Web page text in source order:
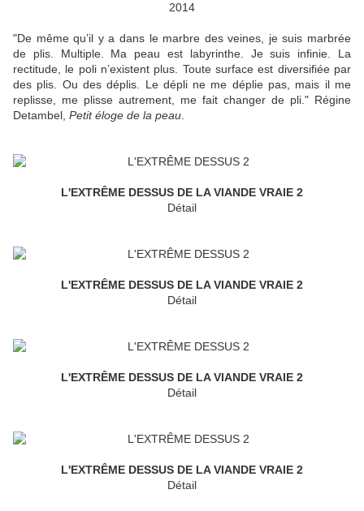
2014
"De même qu’il y a dans le marbre des veines, je suis marbrée
de plis. Multiple. Ma peau est labyrinthe. Je suis infinie. La
rectitude, le poli n’existent plus. Toute surface est diversifiée par
des plis. Ou des déplis. Le dépli ne me déplie pas, mais il me
replisse, me plisse autrement, me fait changer de pli." Régine
Detambel, Petit éloge de la peau
L'EXTRÊME DESSUS DE LA VIANDE VRAIE 2
Détail
L'EXTRÊME DESSUS DE LA VIANDE VRAIE 2
Détail
L'EXTRÊME DESSUS DE LA VIANDE VRAIE 2
Détail
L'EXTRÊME DESSUS DE LA VIANDE VRAIE 2
Détail